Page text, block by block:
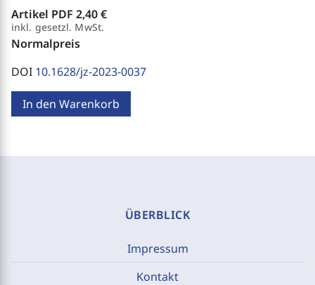
Artikel PDF 2,40 €
inkl. gesetzl. MwSt.
Normalpreis
DOI 10.1628/jz-2023-0037
In den Warenkorb
ÜBERBLICK
Impressum
Kontakt